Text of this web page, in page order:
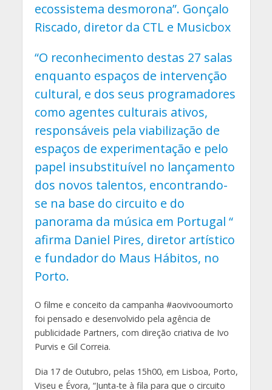
ecossistema desmorona”. Gonçalo
Riscado, diretor da CTL e Musicbox
“O reconhecimento destas 27 salas
enquanto espaços de intervenção
cultural, e dos seus programadores
como agentes culturais ativos,
responsáveis pela viabilização de
espaços de experimentação e pelo
papel insubstituível no lançamento
dos novos talentos, encontrando-
se na base do circuito e do
panorama da música em Portugal “
afirma Daniel Pires, diretor artístico
e fundador do Maus Hábitos, no
Porto.
O filme e conceito da campanha #aovivooumorto
foi pensado e desenvolvido pela agência de
publicidade Partners, com direção criativa de Ivo
Purvis e Gil Correia.
Dia 17 de Outubro, pelas 15h00, em Lisboa, Porto,
Viseu e Évora, “Junta-te à fila para que o circuito